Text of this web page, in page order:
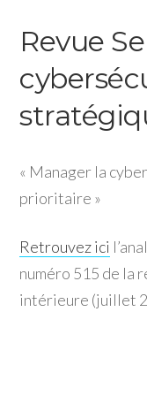
Revue
« Manager la
prioritaire »
Retrouvez ici
numéro 515 de la
intérieure (juillet